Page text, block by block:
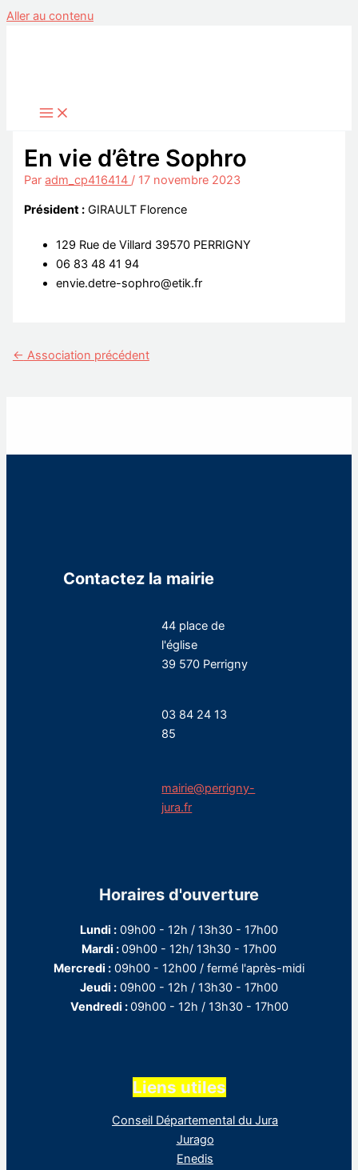
Aller au contenu
En vie d’être Sophro
Paradm_cp416414 / 17 novembre 2023
Président : GIRAULT Florence
129 Rue de Villard 39570 PERRIGNY
06 83 48 41 94
envie.detre-sophro@etik.fr
← Association précédent
Contactez la mairie
44 place de
l'église
39 570 Perrigny
03 84 24 13
85
mairie@perrigny-
jura.fr
Horaires d'ouverture
Lundi : 09h00 - 12h / 13h30 - 17h00
Mardi :09h00 - 12h/ 13h30 - 17h00
Mercredi : 09h00 - 12h00 / fermé l'après-midi
Jeudi : 09h00 - 12h / 13h30 - 17h00
Vendredi :09h00 - 12h / 13h30 - 17h00
Liens utiles
Conseil Départemental du Jura
Jurago
Enedis